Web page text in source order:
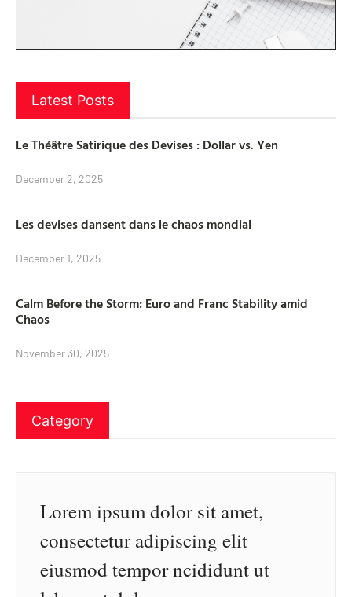
Latest Posts
Le Théâtre Satirique des Devises : Dollar vs. Yen
December 2, 2025
Les devises dansent dans le chaos mondial
December 1, 2025
Calm Before the Storm: Euro and Franc Stability amid
Chaos
November 30, 2025
Category
Lorem ipsum dolor sit amet,
consectetur adipiscing elit
eiusmod tempor ncididunt ut